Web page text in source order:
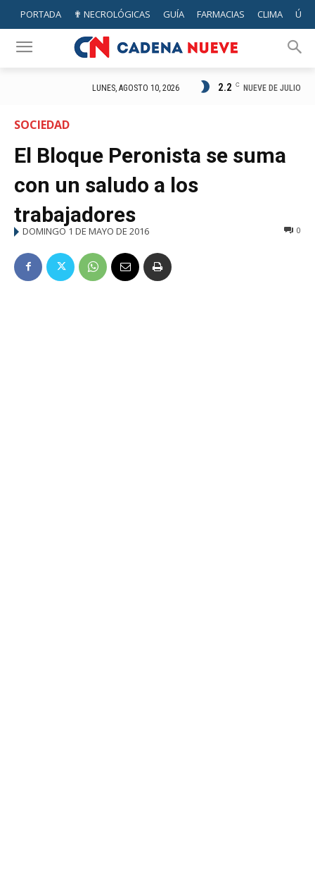
PORTADA ✟ NECROLÓGICAS GUÍA FARMACIAS CLIMA
LUNES, AGOSTO 10, 2026 2.2 C NUEVE DE JULIO
SOCIEDAD
El Bloque Peronista se suma
con un saludo a los
trabajadores
DOMINGO 1 DE MAYO DE 2016 0